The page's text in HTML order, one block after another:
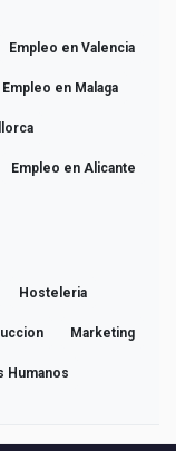
Empleo en Valencia
Empleo en Malaga
Empleo en Alicante
Hosteleria
Marketing
Humanos